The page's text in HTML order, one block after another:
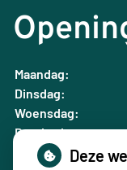
Maandag:
Dinsdag:
Woensdag:
Donderdag:
Vrijdag:
Deze